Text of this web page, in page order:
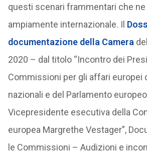
questi scenari frammentari che
ampiamente internazionale. Il
documentazione della Camera
2020 – dal titolo “Incontro dei
Commissioni per gli affari europei
nazionali e del Parlamento
Vicepresidente esecutiva della
europea Margrethe Vestager”,
le Commissioni – Audizioni e